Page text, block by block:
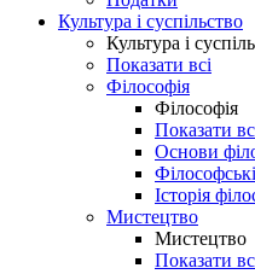
Культура і суспільство
Культура і
Показати всі
Філософія
Філософія
Показати
Основи
Історія
Мистецтво
Мистецтво
Показати